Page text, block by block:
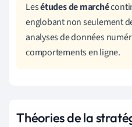
Lesétudes de marché
englobant non seulement
analyses de données
comportements en ligne.
Théories de la